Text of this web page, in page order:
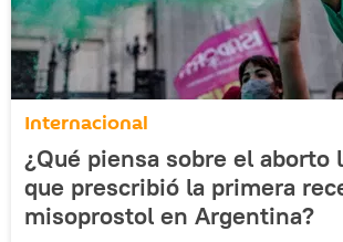
Internacional
¿Qué piensa sobre el aborto
que prescribió la primera
misoprostol en Argentina?